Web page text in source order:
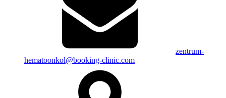
zentrum-
hematoonkol@booking-clinic.com